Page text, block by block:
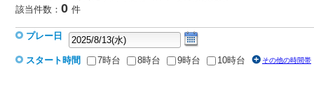
該当件数： 0 件
プレー日
スタート時間 7時台 8時台 9時台 10時台 その他の時間帯